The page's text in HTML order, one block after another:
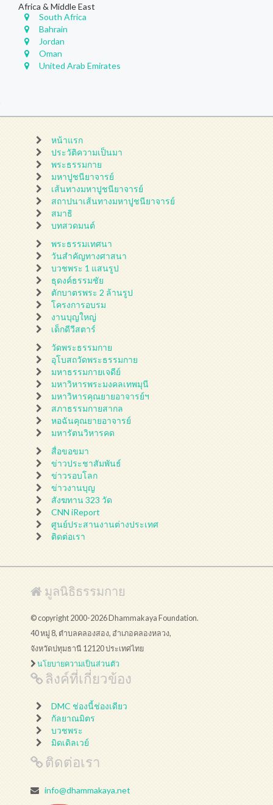
Africa & Middle East
South Africa
Bahrain
Jordan
Oman
United Arab Emirates
หน้าแรก
ประวัติความเป็นมา
พระธรรมกาย
มหาปูชนียาจารย์
เส้นทางมหาปูชนียาจารย์
สถาปนาเส้นทางมหาปูชนียาจารย์
สมาธิ
บทสวดมนต์
พระธรรมเทศนา
วันสำคัญทางศาสนา
บวชพระ 1 แสนรูป
ธุดงค์ธรรมชัย
ตักบาตรพระ 2 ล้านรูป
โครงการอบรม
งานบุญใหญ่
เด็กดีวีสตาร์
วัดพระธรรมกาย
อุโบสถวัดพระธรรมกาย
มหาธรรมกายเจดีย์
มหาวิหารพระมงคลเทพมุนี
มหาวิหารคุณยายอาจารย์ฯ
สภาธรรมกายสากล
หอฉันคุณยายอาจารย์
มหารัตนวิหารคด
สื่อขอขมา
ข่าวประชาสัมพันธ์
ข่าวรอบโลก
ข่าวงานบุญ
สังฆทาน 323 วัด
CNN iReport
ศูนย์ประสานงานต่างประเทศ
ติดต่อเรา
มูลนิธิธรรมกาย
© copyright 2000-2026 Dhammakaya Foundation.
40 หมู่ 8, ตำบลคลองสอง, อำเภอคลองหลวง,
จังหวัดปทุมธานี 12120 ประเทศไทย
นโยบายความเป็นส่วนตัว
ลิงค์ที่เกี่ยวข้อง
DMC ช่องนี้ช่องเดียว
กัลยาณมิตร
บวชพระ
มิดเดิลเวย์
ติดต่อเรา
info@dhammakaya.net